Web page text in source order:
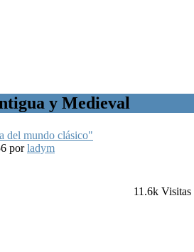
y Medieval
del mundo clásico"
porladym
11.6k Visitas